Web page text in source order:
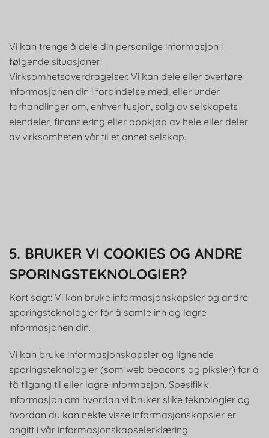
Vi kan trenge å dele din personlige informasjon i
følgende situasjoner:
Virksomhetsoverdragelser. Vi kan dele eller overføre
informasjonen din i forbindelse med, eller under
forhandlinger om, enhver fusjon, salg av selskapets
eiendeler, finansiering eller oppkjøp av hele eller deler
av virksomheten vår til et annet selskap.
5. BRUKER VI COOKIES OG ANDRE
SPORINGSTEKNOLOGIER?
Kort sagt: Vi kan bruke informasjonskapsler og andre
sporingsteknologier for å samle inn og lagre
informasjonen din.
Vi kan bruke informasjonskapsler og lignende
sporingsteknologier (som web beacons og piksler) for å
få tilgang til eller lagre informasjon. Spesifikk
informasjon om hvordan vi bruker slike teknologier og
hvordan du kan nekte visse informasjonskapsler er
angitt i vår informasjonskapselerklæring.